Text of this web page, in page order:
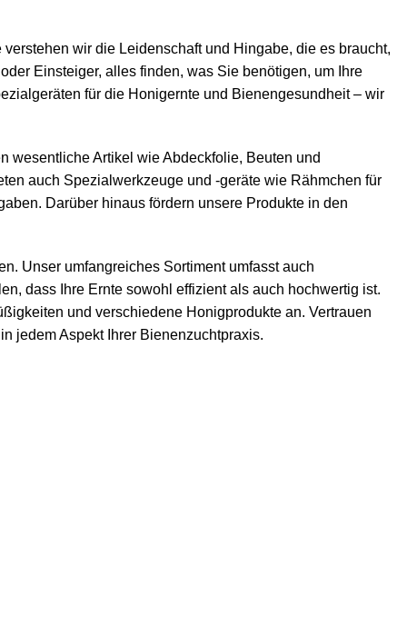
wir die Leidenschaft und Hingabe, die es braucht,
Einsteiger, alles finden, was Sie benötigen, um Ihre
für die Honigernte und Bienengesundheit – wir
wesentliche Artikel wieAbdeckfolie, Beuten und
auch Spezialwerkzeuge und -geräte wie Rähmchen für
Darüber hinaus fördern unsere Produkte in den
Unser umfangreiches Sortiment umfasst auch
dass Ihre Ernte sowohl effizient als auch hochwertig ist.
und verschiedene Honigprodukte an. Vertrauen
jedem Aspekt Ihrer Bienenzuchtpraxis.